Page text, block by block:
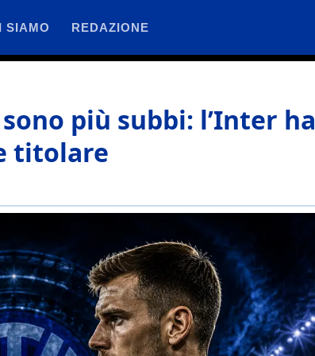
SIAMO REDAZIONE
più subbi: l’Inter ha
titolare